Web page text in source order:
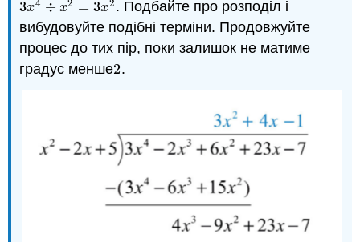
3x4 ÷ x2 = 3x2
3x4 ÷x 2= 3x 2
. Подбайте про розподіл і
вибудовуйте подібні терміни. Продовжуйте
процес до тих пір, поки залишок не матиме
градус менше2
2.